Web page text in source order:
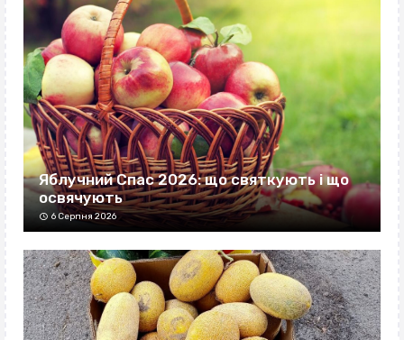
Яблучний Спас 2026: що святкують і що
освячують
6 Серпня 2026